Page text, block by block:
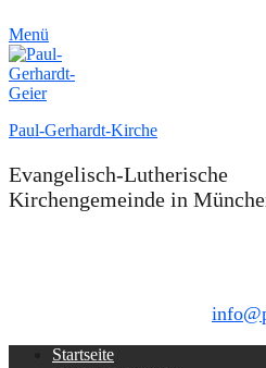
Menü
Paul-Gerhardt-Kirche
Evangelisch-Lutherische
Kirchengemeinde in
ErstesStartseite